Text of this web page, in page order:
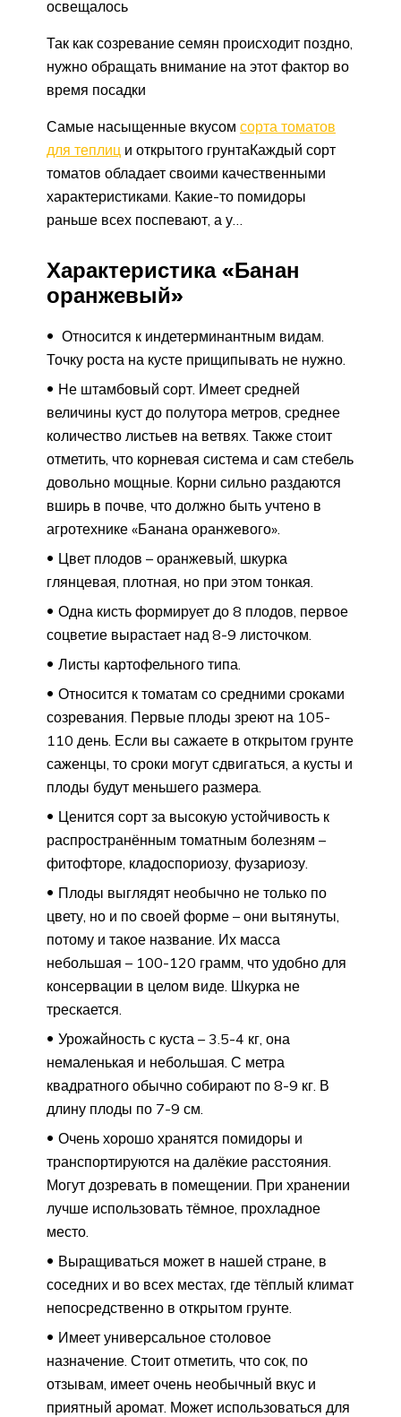
освещалось
Так как созревание семян происходит поздно,
нужно обращать внимание на этот фактор во
время посадки
Самые насыщенные вкусом сорта томатов
для теплиц и открытого грунтаКаждый сорт
томатов обладает своими качественными
характеристиками. Какие-то помидоры
раньше всех поспевают, а у…
Характеристика «Банан
оранжевый»
Относится к индетерминантным видам.
Точку роста на кусте прищипывать не нужно.
Не штамбовый сорт. Имеет средней
величины куст до полутора метров, среднее
количество листьев на ветвях. Также стоит
отметить, что корневая система и сам стебель
довольно мощные. Корни сильно раздаются
вширь в почве, что должно быть учтено в
агротехнике «Банана оранжевого».
Цвет плодов – оранжевый, шкурка
глянцевая, плотная, но при этом тонкая.
Одна кисть формирует до 8 плодов, первое
соцветие вырастает над 8-9 листочком.
Листы картофельного типа.
Относится к томатам со средними сроками
созревания. Первые плоды зреют на 105-
110 день. Если вы сажаете в открытом грунте
саженцы, то сроки могут сдвигаться, а кусты и
плоды будут меньшего размера.
Ценится сорт за высокую устойчивость к
распространённым томатным болезням –
фитофторе, кладоспориозу, фузариозу.
Плоды выглядят необычно не только по
цвету, но и по своей форме – они вытянуты,
потому и такое название. Их масса
небольшая – 100-120 грамм, что удобно для
консервации в целом виде. Шкурка не
трескается.
Урожайность с куста – 3.5-4 кг, она
немаленькая и небольшая. С метра
квадратного обычно собирают по 8-9 кг. В
длину плоды по 7-9 см.
Очень хорошо хранятся помидоры и
транспортируются на далёкие расстояния.
Могут дозревать в помещении. При хранении
лучше использовать тёмное, прохладное
место.
Выращиваться может в нашей стране, в
соседних и во всех местах, где тёплый климат
непосредственно в открытом грунте.
Имеет универсальное столовое
назначение. Стоит отметить, что сок, по
отзывам, имеет очень необычный вкус и
приятный аромат. Может использоваться для